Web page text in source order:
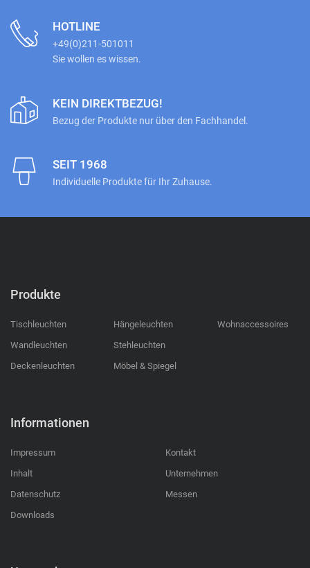
HOTLINE
+49(0)211-501011
Sie wollen es wissen.
KEIN DIREKTBEZUG!
Bezug der Produkte nur über den Fachhandel.
SEIT 1968
Individuelle Produkte für Ihr Zuhause.
Produkte
Tischleuchten
Wandleuchten
Deckenleuchten
Hängeleuchten
Stehleuchten
Möbel & Spiegel
Wohnaccessoires
Informationen
Impressum
Inhalt
Datenschutz
Downloads
Kontakt
Unternehmen
Messen